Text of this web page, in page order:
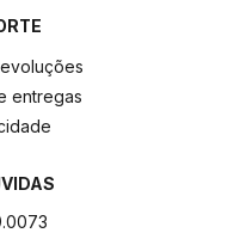
entregas